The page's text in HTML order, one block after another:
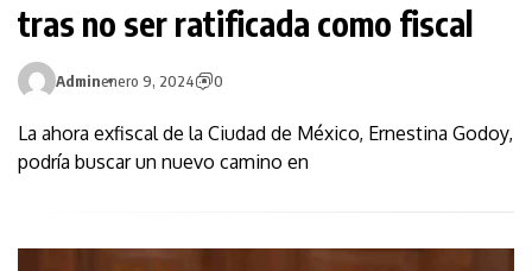
tras no ser ratificada como fiscal
Adminenero 9, 2024 0
La ahora exfiscal de la Ciudad de México, Ernestina Godoy,
podría buscar un nuevo camino en